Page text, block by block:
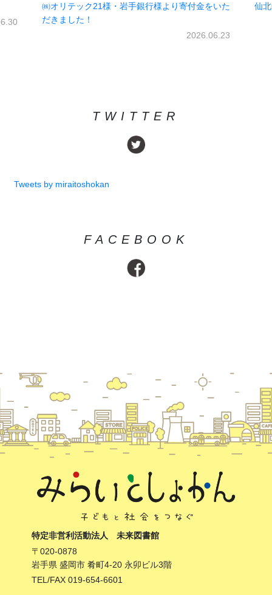
㈱オリテック21様・岩手銀行様より寄付金をいた
だきました！
2026.06.23
仙
TWITTER
Tweets by miraitoshokan
FACEBOOK
特定非営利活動法人 未来図書館
〒020-0878
岩手県 盛岡市 肴町4-20 永卯ビル3階
TEL/FAX 019-654-6601